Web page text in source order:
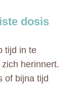
dosis
tijd in te
herinnert.
of bijna tijd